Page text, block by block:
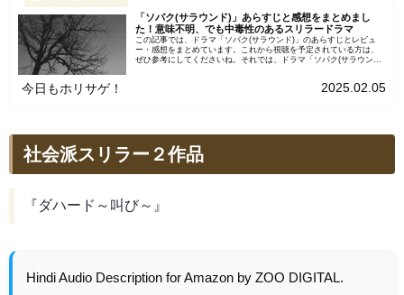
「ソパク(サラウンド)」あらすじと感想をまとめまし
た！意味不明、でも中毒性のあるスリラードラマ
この記事では、ドラマ「ソパク(サラウンド)」のあらすじとレビュ
ー・感想をまとめています。これから視聴を予定されている方は、
ぜひ参考にしてくださいね。それでは、ドラマ「ソパク(サラウン
今日もホリサゲ！ 2025.02.05
社会派スリラー２作品
『ダハード～叫び～』
Hindi Audio Description for Amazon by ZOO DIGITAL.